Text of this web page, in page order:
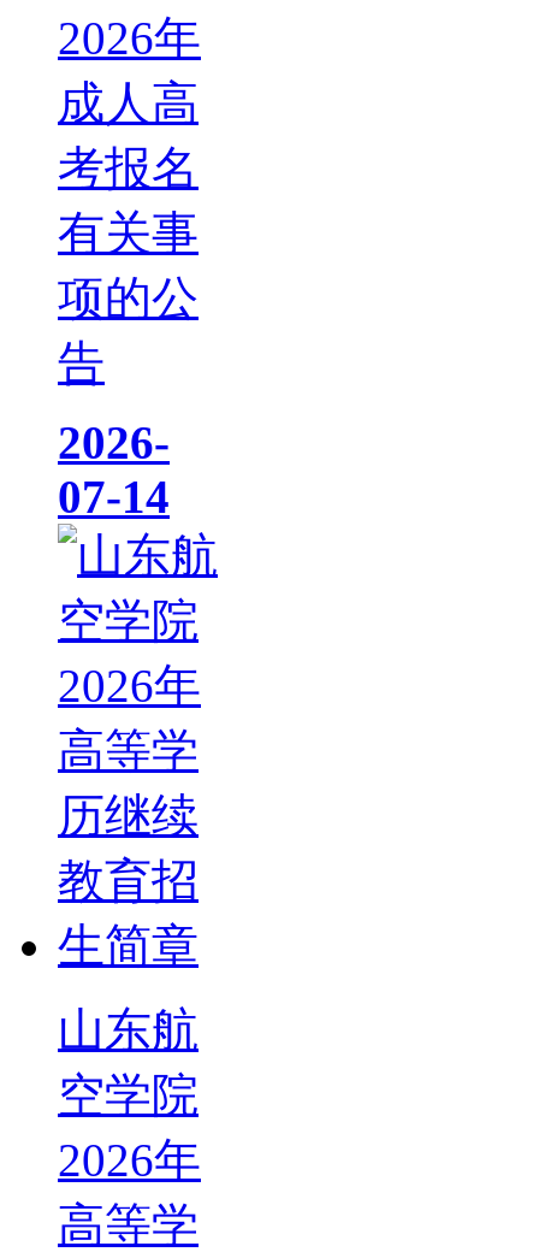
2026年
成人高
考报名
有关事
项的公
告
2026-
07-14
山东航
空学院
2026年
高等学